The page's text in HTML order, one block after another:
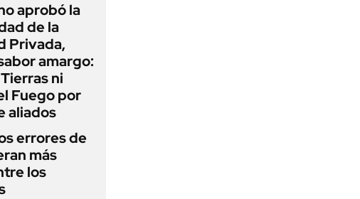
aprobó la
de la
Privada,
amargo:
ni
Fuego por
aliados
errores de
más
los